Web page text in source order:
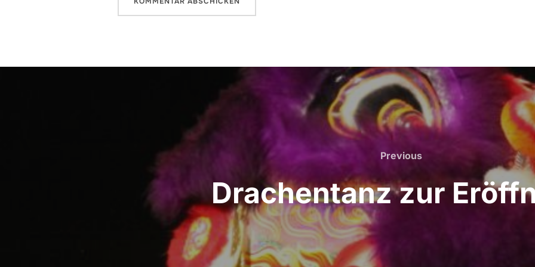
Previous
Previous
Drachentanz zur